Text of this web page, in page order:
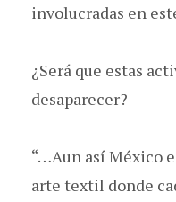
involucradas en
¿Será que estas
desaparecer?
“…Aun así México
arte textil donde